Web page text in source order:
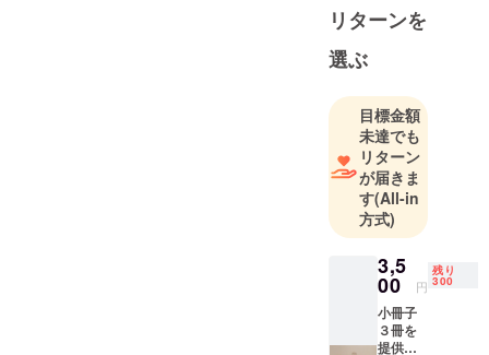
職。2006年
には病院勤
務の傍ら、
医療と福祉
の情報公開
に係るNPO
二十四の瞳
を発足。24
時間365日対
応の会員制
電話相談
サービス
「お困りご
とホットラ
リターンを
選ぶ
目標金額
未達でも
リターン
が届きま
す(All-in
方式)
3,5
00 円
残り
300
小冊子
３冊を
提供さ